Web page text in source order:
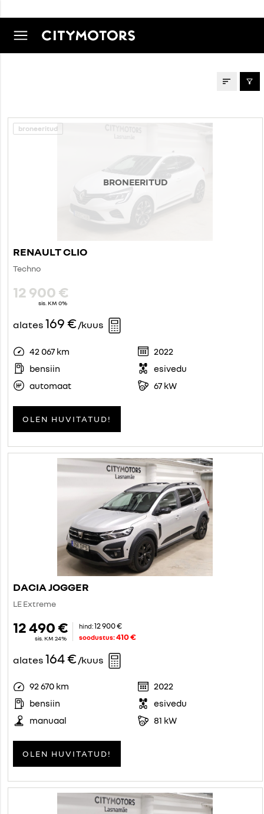
broneeritud
BRONEERITUD
RENAULT CLIO
Techno
12 900 €
sis. KM 0%
alates 169 €/kuus
42 067 km
2022
bensiin
esivedu
automaat
67 kW
OLEN HUVITATUD!
DACIA JOGGER
LE Extreme
12 490 €
sis. KM 24%
hind: 12 900 €
soodustus:410 €
alates 164 €/kuus
92 670 km
2022
bensiin
esivedu
manuaal
81 kW
OLEN HUVITATUD!